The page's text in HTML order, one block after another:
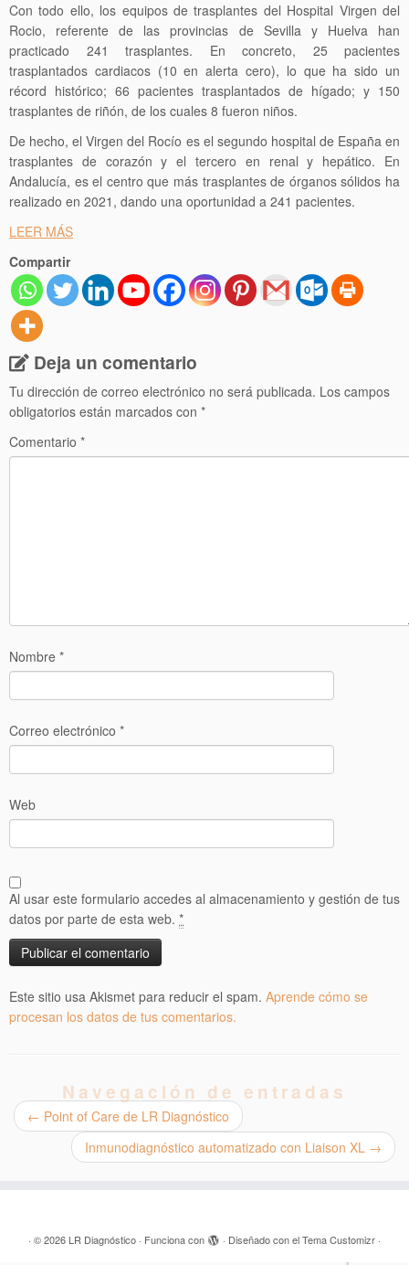
Con todo ello, los equipos de trasplantes del Hospital Virgen del
Rocio, referente de las provincias de Sevilla y Huelva han
practicado 241 trasplantes. En concreto, 25 pacientes
trasplantados cardiacos (10 en alerta cero), lo que ha sido un
récord histórico; 66 pacientes trasplantados de hígado; y 150
trasplantes de riñón, de los cuales 8 fueron niños.
De hecho, el Virgen del Rocío es el segundo hospital de España en
trasplantes de corazón y el tercero en renal y hepático. En
Andalucía, es el centro que más trasplantes de órganos sólidos ha
realizado en 2021, dando una oportunidad a 241 pacientes.
LEER MÁS
Compartir
Deja un comentario
Tu dirección de correo electrónico no será publicada. Los campos
obligatorios están marcados con *
Comentario *
Nombre *
Correo electrónico *
Web
Al usar este formulario accedes al almacenamiento y gestión de tus
datos por parte de esta web. *
Este sitio usa Akismet para reducir el spam. Aprende cómo se
procesan los datos de tus comentarios.
Navegación de entradas
← Point of Care de LR Diagnóstico
Inmunodiagnóstico automatizado con Liaison XL →
· © 2026 LR Diagnóstico · Funciona con · Diseñado con elTema Customizr ·